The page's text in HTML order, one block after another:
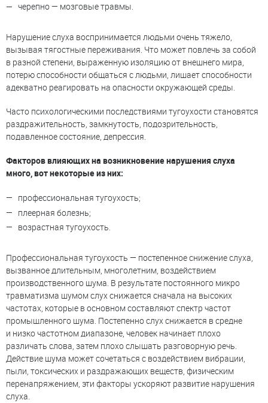
черепно — мозговые травмы.
Нарушение слуха воспринимается людьми очень тяжело,
вызывая тягостные переживания. Что может повлечь за собой
в разной степени, выраженную изоляцию от внешнего мира,
потерю способности общаться с людьми, лишает способности
адекватно реагировать на опасности окружающей среды.
Часто психологическими последствиями тугоухости становятся
раздражительность, замкнутость, подозрительность,
подавленное состояние, депрессия.
Факторов влияющих на возникновение нарушения слуха
много, вот некоторые из них:
профессиональная тугоухость;
плеерная болезнь;
возрастная тугоухость.
Профессиональная тугоухость — постепенное снижение слуха,
вызванное длительным, многолетним, воздействием
производственного шума. В результате постоянного микро
травматизма шумом слух снижается сначала на высоких
частотах, которые в основном составляют спектр частот
промышленного шума. Постепенно слух снижается в средне
и низко частотном диапазоне, человек начинает плохо
различать слова, затем плохо слышать разговорную речь.
Действие шума может сочетаться с воздействием вибрации,
пыли, токсических и раздражающих веществ, физическим
перенапряжением, эти факторы ускоряют развитие нарушения
слуха.